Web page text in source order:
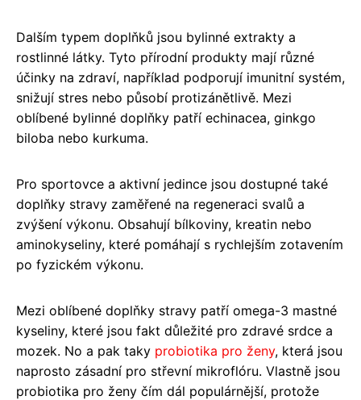
Dalším typem doplňků jsou bylinné extrakty a
rostlinné látky. Tyto přírodní produkty mají různé
účinky na zdraví, například podporují imunitní systém,
snižují stres nebo působí protizánětlivě. Mezi
oblíbené bylinné doplňky patří echinacea, ginkgo
biloba nebo kurkuma.
Pro sportovce a aktivní jedince jsou dostupné také
doplňky stravy zaměřené na regeneraci svalů a
zvýšení výkonu. Obsahují bílkoviny, kreatin nebo
aminokyseliny, které pomáhají s rychlejším zotavením
po fyzickém výkonu.
Mezi oblíbené doplňky stravy patří omega-3 mastné
kyseliny, které jsou fakt důležité pro zdravé srdce a
mozek. No a pak taky probiotika pro ženy, která jsou
naprosto zásadní pro střevní mikroflóru. Vlastně jsou
probiotika pro ženy čím dál populárnější, protože